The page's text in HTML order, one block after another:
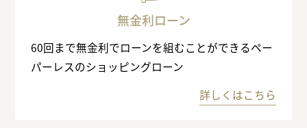
無金利ローン
60回まで無金利でローンを組むことができるペー
パーレスのショッピングローン
詳しくはこちら